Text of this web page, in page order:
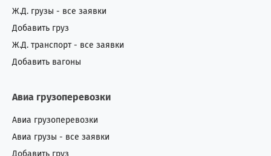
Ж.Д. грузы - все заявки
Добавить груз
Ж.Д. транспорт - все заявки
Добавить вагоны
Авиа грузоперевозки
Авиа грузоперевозки
Авиа грузы - все заявки
Добавить груз